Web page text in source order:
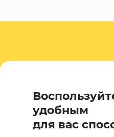
удобным
для вас